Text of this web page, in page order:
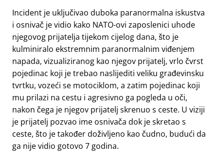
Incident je uključivao duboka paranormalna iskustva
i osnivač je vidio kako NATO-ovi zaposlenici uhode
njegovog prijatelja tijekom cijelog dana, što je
kulminiralo ekstremnim paranormalnim viđenjem
napada, vizualiziranog kao njegov prijatelj, vrlo čvrst
pojedinac koji je trebao naslijediti veliku građevinsku
tvrtku, vozeći se motociklom, a zatim pojedinac koji
mu prilazi na cestu i agresivno ga pogleda u oči,
nakon čega je njegov prijatelj skrenuo s ceste. U viziji
je prijatelj pozvao ime osnivača dok je skretao s
ceste, što je također doživljeno kao čudno, budući da
ga nije vidio gotovo 7 godina.